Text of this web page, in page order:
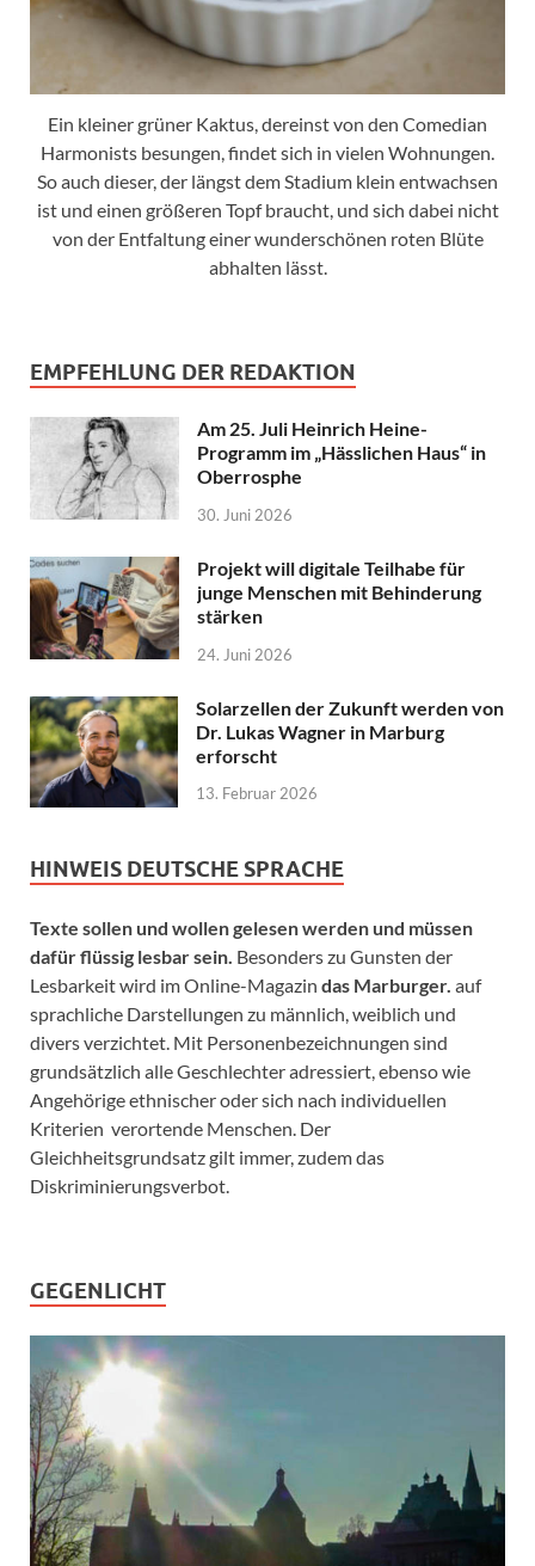
Ein kleiner grüner Kaktus, dereinst von den Comedian
Harmonists besungen, findet sich in vielen Wohnungen.
So auch dieser, der längst dem Stadium klein entwachsen
ist und einen größeren Topf braucht, und sich dabei nicht
von der Entfaltung einer wunderschönen roten Blüte
abhalten lässt.
EMPFEHLUNG DER REDAKTION
Am 25. Juli Heinrich Heine-
Programm im „Hässlichen Haus“ in
Oberrosphe
30. Juni 2026
Projekt will digitale Teilhabe für
junge Menschen mit Behinderung
stärken
24. Juni 2026
Solarzellen der Zukunft werden von
Dr. Lukas Wagner in Marburg
erforscht
13. Februar 2026
HINWEIS DEUTSCHE SPRACHE
Texte sollen und wollen gelesen werden und müssen
dafür flüssig lesbar sein. Besonders zu Gunsten der
Lesbarkeit wird im Online-Magazin das Marburger. auf
sprachliche Darstellungen zu männlich, weiblich und
divers verzichtet. Mit Personenbezeichnungen sind
grundsätzlich alle Geschlechter adressiert, ebenso wie
Angehörige ethnischer oder sich nach individuellen
Kriterien verortende Menschen. Der
Gleichheitsgrundsatz gilt immer, zudem das
Diskriminierungsverbot.
GEGENLICHT